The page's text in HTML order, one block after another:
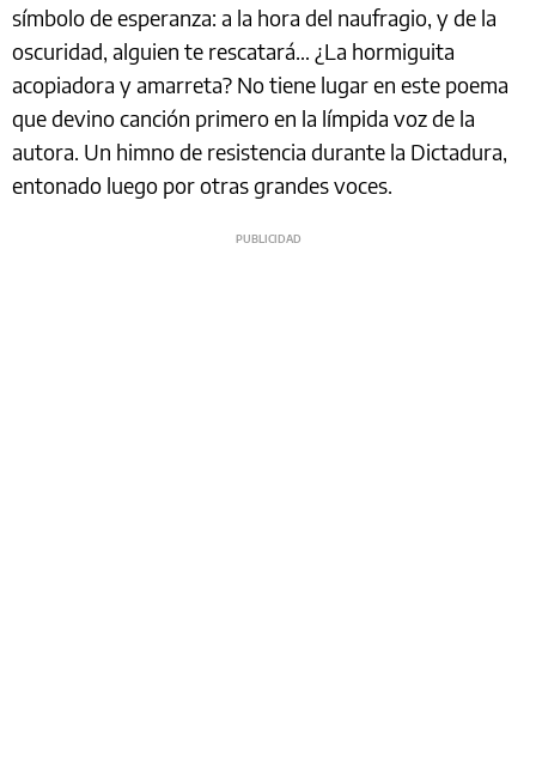
símbolo de esperanza: a la hora del naufragio, y de la
oscuridad, alguien te rescatará… ¿La hormiguita
acopiadora y amarreta? No tiene lugar en este poema
que devino canción primero en la límpida voz de la
autora. Un himno de resistencia durante la Dictadura,
entonado luego por otras grandes voces.